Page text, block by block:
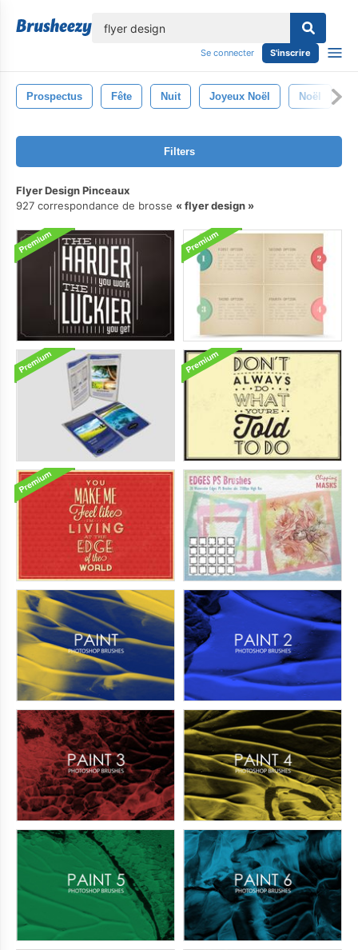
Se connecter S'inscrire
Prospectus Fête Nuit Joyeux Noël Noël
Filters
Flyer Design Pinceaux
927 correspondance de brosse
flyer design